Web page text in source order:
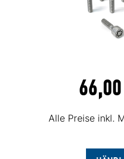
66,00
Alle Preise inkl.